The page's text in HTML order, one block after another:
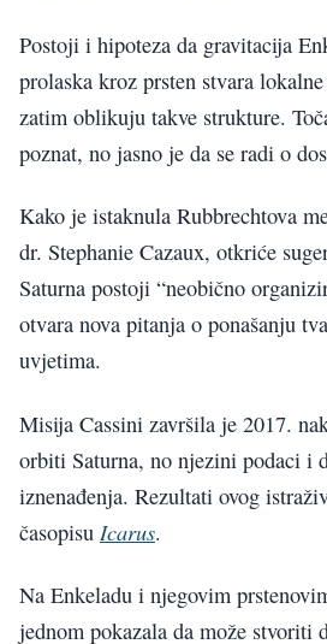
Postoji i hipoteza da gravitacija
prolaska kroz prsten stvara
zatim oblikuju takve strukture.
poznat, no jasno je da se radi o
Kako je istaknula Rubbrechtova
dr. Stephanie Cazaux, otkriće
Saturna postoji “neobično
otvara nova pitanja o ponašanju
uvjetima.
Misija Cassini završila je 2017.
orbiti Saturna, no njezini podaci i
iznenađenja. Rezultati ovog
časopisu Icarus.
Na Enkeladu i njegovim
jednom pokazala da može stvoriti